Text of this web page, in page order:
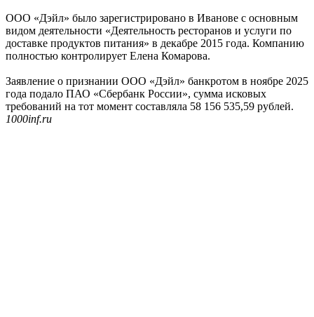
ООО «Дэйл» было зарегистрировано в Иванове с основным
видом деятельности «Деятельность ресторанов и услуги по
доставке продуктов питания» в декабре 2015 года. Компанию
полностью контролирует Елена Комарова.
Заявление о признании ООО «Дэйл» банкротом в ноябре 2025
года подало ПАО «Сбербанк России», сумма исковых
требований на тот момент составляла 58 156 535,59 рублей.
1000inf.ru